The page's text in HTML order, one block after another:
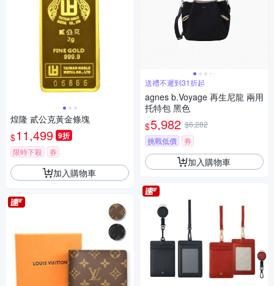
煌隆 貳公克黃金條塊
$11,499 9折
限時下殺 券
加入購物車
送禮不遲到31折起
agnes b.Voyage 再生尼龍 兩用
托特包 黑色
$5,982 $6,282
挑戰低價
券
加入購物車